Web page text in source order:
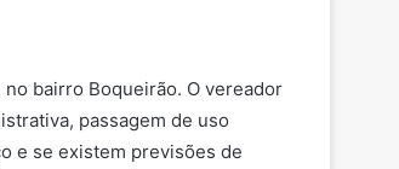
bairro Boqueirão. O vereador
passagem de uso
e se existem previsões de